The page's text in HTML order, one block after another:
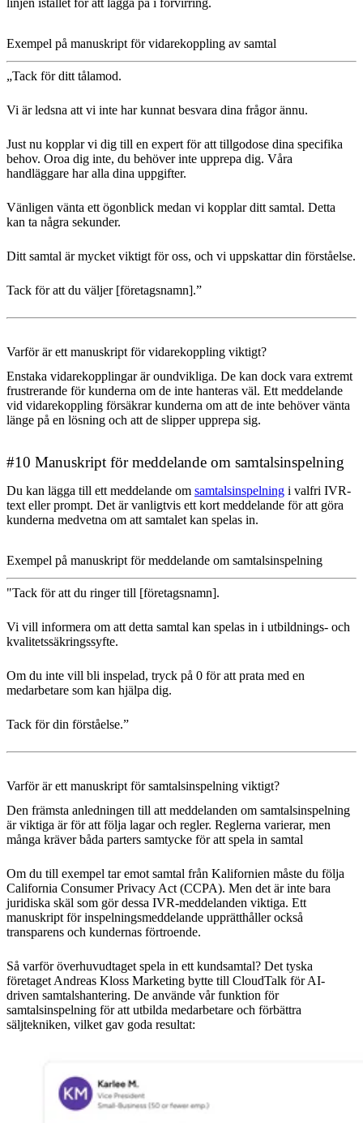
linjen istället för att lägga på i förvirring.
Exempel på manuskript för vidarekoppling av samtal
„Tack för ditt tålamod.
Vi är ledsna att vi inte har kunnat besvara dina frågor ännu.
Just nu kopplar vi dig till en expert för att tillgodose dina specifika
behov. Oroa dig inte, du behöver inte upprepa dig. Våra
handläggare har alla dina uppgifter.
Vänligen vänta ett ögonblick medan vi kopplar ditt samtal. Detta
kan ta några sekunder.
Ditt samtal är mycket viktigt för oss, och vi uppskattar din förståelse.
Tack för att du väljer [företagsnamn].”
Varför är ett manuskript för vidarekoppling viktigt?
Enstaka vidarekopplingar är oundvikliga. De kan dock vara extremt
frustrerande för kunderna om de inte hanteras väl. Ett meddelande
vid vidarekoppling försäkrar kunderna om att de inte behöver vänta
länge på en lösning och att de slipper upprepa sig.
#10 Manuskript för meddelande om samtalsinspelning
Du kan lägga till ett meddelande om samtalsinspelning i valfri IVR-
text eller prompt. Det är vanligtvis ett kort meddelande för att göra
kunderna medvetna om att samtalet kan spelas in.
Exempel på manuskript för meddelande om samtalsinspelning
"Tack för att du ringer till [företagsnamn].
Vi vill informera om att detta samtal kan spelas in i utbildnings- och
kvalitetssäkringssyfte.
Om du inte vill bli inspelad, tryck på 0 för att prata med en
medarbetare som kan hjälpa dig.
Tack för din förståelse.”
Varför är ett manuskript för samtalsinspelning viktigt?
Den främsta anledningen till att meddelanden om samtalsinspelning
är viktiga är för att följa lagar och regler. Reglerna varierar, men
många kräver båda parters samtycke för att spela in samtal
Om du till exempel tar emot samtal från Kalifornien måste du följa
California Consumer Privacy Act (CCPA). Men det är inte bara
juridiska skäl som gör dessa IVR-meddelanden viktiga. Ett
manuskript för inspelningsmeddelande upprätthåller också
transparens och kundernas förtroende.
Så varför överhuvudtaget spela in ett kundsamtal? Det tyska
företaget Andreas Kloss Marketing bytte till CloudTalk för AI-
driven samtalshantering. De använde vår funktion för
samtalsinspelning för att utbilda medarbetare och förbättra
säljtekniken, vilket gav goda resultat: